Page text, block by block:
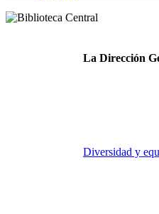
La Dirección
Diversidad y